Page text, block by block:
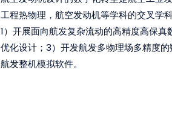
工程热物理，航空发动机等学科的交叉学
1）开展面向航发复杂流动的高精度高保
优化设计；3）开发航发多物理场多精度
航发整机模拟软件。